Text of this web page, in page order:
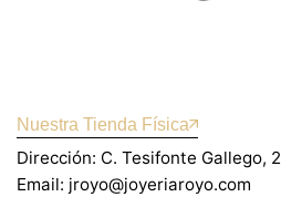
Nuestra Tienda Física
Dirección: C. Tesifonte Gallego, 2
Email: jroyo@joyeriaroyo.com